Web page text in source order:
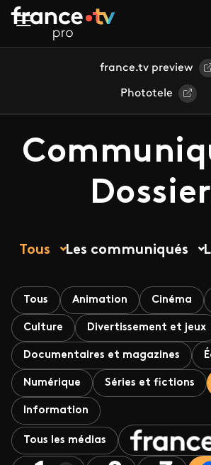
Aller au contenu principal
france.tv preview
Phototele
Tous Les communiqués
Tous Animation Cinéma
Culture Divertissement et jeux
Documentaires et magazines
Numérique Séries et fictions
Information
Tous les médias